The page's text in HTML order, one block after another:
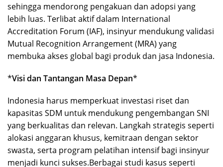
sehingga mendorong pengakuan dan adopsi yang
lebih luas. Terlibat aktif dalam International
Accreditation Forum (IAF), insinyur mendukung validasi
Mutual Recognition Arrangement (MRA) yang
membuka akses global bagi produk dan jasa Indonesia.
*Visi dan Tantangan Masa Depan*
Indonesia harus memperkuat investasi riset dan
kapasitas SDM untuk mendukung pengembangan SNI
yang berkualitas dan relevan. Langkah strategis seperti
alokasi anggaran khusus, kemitraan dengan sektor
swasta, serta program pelatihan intensif bagi insinyur
menjadi kunci sukses.Berbagai studi kasus seperti